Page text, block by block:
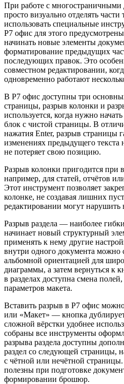
При работе с
просто визуально отделять
использовать специальные
Р7 офис для этого
начинать новые элементы
форматирование предыдущих
последующих правок. Это
совместном редактировании,
одновременно работают
В Р7 офис доступны три
страницы, разрыв колонки и
используется, когда нужно
блок с чистой страницы. В
нажатия Enter, разрыв страницы
изменениях предыдущего текста
не потеряет свою позицию.
Разрыв колонки пригодится при
например, для статей, отчётов
Этот инструмент позволяет
колонке, не создавая лишних
редактировании могут нарушить
Разрыв раздела — наиболее
начинает новый структурный
применять к нему другие
внутри одного документа можно
альбомной ориентацией для
диаграммы, а затем вернуться к
в разделах доступна смена
параметров макета.
Вставить разрыв в Р7 офис
или «Макет» — кнопка
сложной вёрстки удобнее
собраны все инструменты
разрыва раздела доступны
раздел со следующей страницы,
с чётной или нечётной
полезны при подготовке
формировании брошюр.